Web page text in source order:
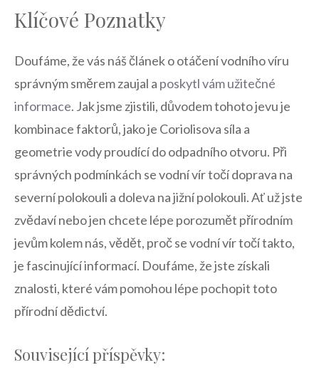
Klíčové Poznatky
Doufáme, že vás náš článek o otáčení vodního víru
správným směrem zaujal a poskytl vám užitečné
informace. Jak jsme zjistili, důvodem tohoto jevu je
kombinace faktorů, jako je Coriolisova síla a
geometrie vody proudící do odpadního otvoru. Při
správných podmínkách se vodní vír točí doprava na
severní polokouli a doleva na jižní polokouli. Ať už jste
zvědaví nebo jen chcete lépe porozumět přírodním
jevům kolem nás, vědět, proč se vodní vír točí takto,
je fascinující informací. Doufáme, že jste získali
znalosti, které vám pomohou lépe pochopit toto
přírodní dědictví.
Související příspěvky: